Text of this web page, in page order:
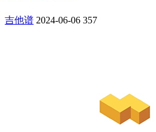
吉他谱 2024-06-06 357